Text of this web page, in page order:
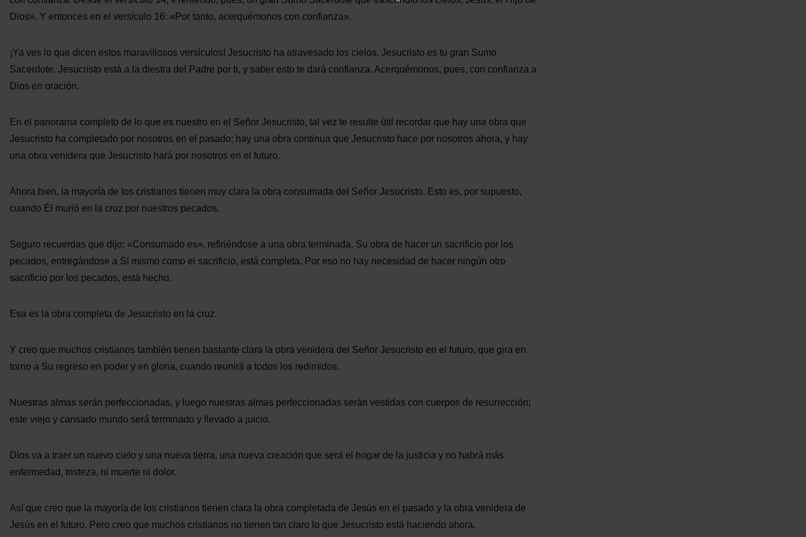
Dios». Y entonces en el versículo 16: «Por tanto, acerquémonos con confianza».
¡Ya ves lo que dicen estos maravillosos versículos! Jesucristo ha atravesado los cielos. Jesucristo es tu gran Sumo
Sacerdote. Jesucristo está a la diestra del Padre por ti, y saber esto te dará confianza. Acerquémonos, pues, con confianza a
Dios en oración.
En el panorama completo de lo que es nuestro en el Señor Jesucristo, tal vez te resulte útil recordar que hay una obra que
Jesucristo ha completado por nosotros en el pasado; hay una obra continua que Jesucristo hace por nosotros ahora, y hay
una obra venidera que Jesucristo hará por nosotros en el futuro.
Ahora bien, la mayoría de los cristianos tienen muy clara la obra consumada del Señor Jesucristo. Esto es, por supuesto,
cuando Él murió en la cruz por nuestros pecados.
Seguro recuerdas que dijo: «Consumado es», refiriéndose a una obra terminada. Su obra de hacer un sacrificio por los
pecados, entregándose a Sí mismo como el sacrificio, está completa. Por eso no hay necesidad de hacer ningún otro
sacrificio por los pecados, está hecho.
Esa es la obra completa de Jesucristo en la cruz.
Y creo que muchos cristianos también tienen bastante clara la obra venidera del Señor Jesucristo en el futuro, que gira en
torno a Su regreso en poder y en gloria, cuando reunirá a todos los redimidos.
Nuestras almas serán perfeccionadas, y luego nuestras almas perfeccionadas serán vestidas con cuerpos de resurrección;
este viejo y cansado mundo será terminado y llevado a juicio.
Dios va a traer un nuevo cielo y una nueva tierra, una nueva creación que será el hogar de la justicia y no habrá más
enfermedad, tristeza, ni muerte ni dolor.
Así que creo que la mayoría de los cristianos tienen clara la obra completada de Jesús en el pasado y la obra venidera de
Jesús en el futuro. Pero creo que muchos cristianos no tienen tan claro lo que Jesucristo está haciendo ahora.